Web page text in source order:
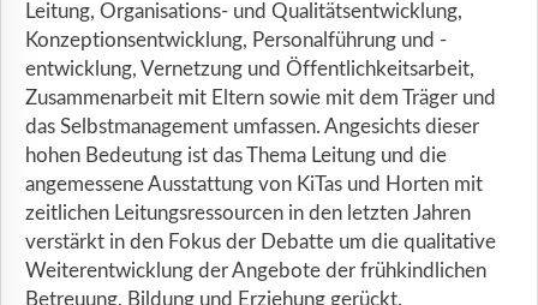
Leitung, Organisations- und Qualitätsentwicklung,
Konzeptionsentwicklung, Personalführung und -
entwicklung, Vernetzung und Öffentlichkeitsarbeit,
Zusammenarbeit mit Eltern sowie mit dem Träger und
das Selbstmanagement umfassen. Angesichts dieser
hohen Bedeutung ist das Thema Leitung und die
angemessene Ausstattung von KiTas und Horten mit
zeitlichen Leitungsressourcen in den letzten Jahren
verstärkt in den Fokus der Debatte um die qualitative
Weiterentwicklung der Angebote der frühkindlichen
Betreuung, Bildung und Erziehung gerückt.